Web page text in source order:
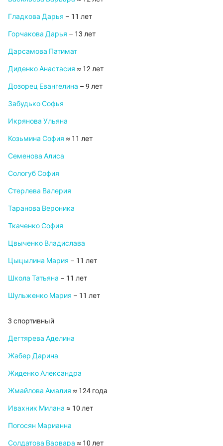
Гладкова Дарья – 11 лет
Горчакова Дарья – 13 лет
Дарсамова Патимат
Диденко Анастасия ≈ 12 лет
Дозорец Евангелина – 9 лет
Забудько Софья
Икрянова Ульяна
Козьмина София ≈ 11 лет
Семенова Алиса
Сологуб София
Стерлева Валерия
Таранова Вероника
Ткаченко София
Цвыченко Владислава
Цыцылина Мария – 11 лет
Школа Татьяна – 11 лет
Шульженко Мария – 11 лет
3 спортивный
Дегтярева Аделина
Жабер Дарина
Жиденко Александра
Жмайлова Амалия ≈ 124 года
Ивахник Милана ≈ 10 лет
Погосян Марианна
Солдатова Варвара ≈ 10 лет